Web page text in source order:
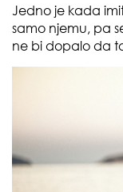
Jedno je kada
samo njemu, pa
ne bi dopalo da